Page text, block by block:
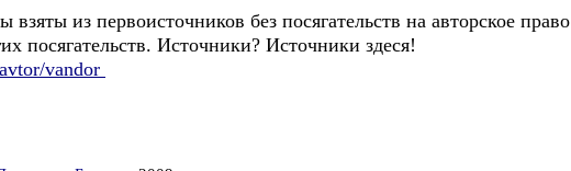
из первоисточников без посягательств на авторское право
посягательств. Источники? Источники здеся!
vandor